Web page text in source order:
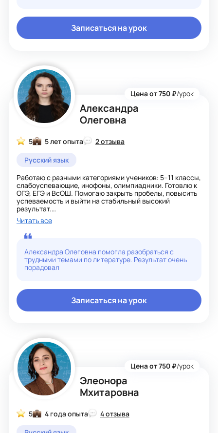
Записаться на урок
Александра
Олеговна
Цена от 750 ₽/урок
5 5 лет опыта
2 отзыва
Русский язык
Работаю с разными категориями учеников: 5–11 классы,
слабоуспевающие, инофоны, олимпиадники. Готовлю к
ОГЭ, ЕГЭ и ВсОШ. Помогаю закрыть пробелы, повысить
успеваемость и выйти на стабильный высокий
результат.
Как строю занятия:
· Чёткая структура: повторение → новая тема →
отработка → контроль
· Активные и игровые методы (являюсь автором
публикаций по игровым технологиям)
· Индивидуальный маршрут для каждого ученика,
· Использую современные цифровые инструменты:
онлайн-доски, интерактивные платформы, видео- и
аудиоматериалы
· Разбор текстов из современной литературы, песен,
блогов
· Визуальные конспекты и ментальные карты
· Мини-спектакли и дебаты (использую свой
театральный опыт)
Мои сильные стороны:
каждым
· Ответственность и системность в подготовке к
экзаменам
Читать все
Александра Олеговна помогла разобраться с
трудными темами по литературе. Результат очень
порадовал
Записаться на урок
Элеонора
Мхитаровна
Цена от 750 ₽/урок
5 4 года опыта
4 отзыва